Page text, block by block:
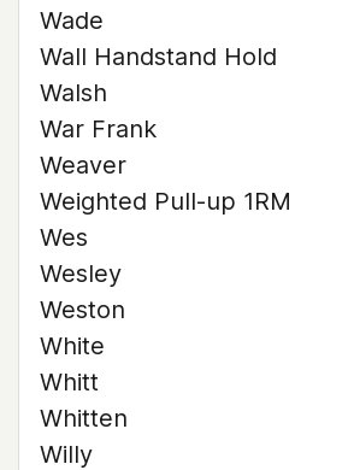
Wade
Wall Handstand Hold
Walsh
War Frank
Weaver
Weighted Pull-up 1RM
Wes
Wesley
Weston
White
Whitt
Whitten
Willy